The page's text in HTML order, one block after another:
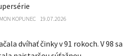
KOPUNEC 19.07.2026
dvíhať činky v 91 rokoch. V 98 sa